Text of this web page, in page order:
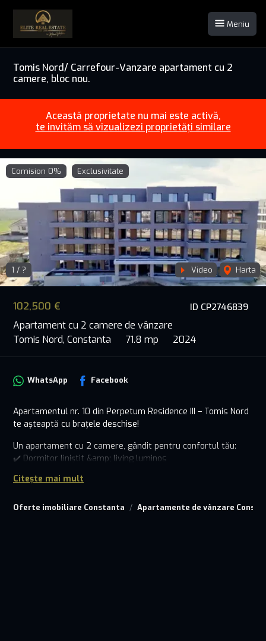
Meniu
Tomis Nord/ Carrefour-Vanzare apartament cu 2
camere, bloc nou.
Această proprietate nu mai este activă,
te invităm să vizualizezi proprietăți similare
ID CP2746839
102,500 €
Apartament cu 2 camere de vânzare
Tomis Nord, Constanta
71.8 mp 2024
Comision 0% Exclusivitate
1 / ? Video Harta
Next
Oferte imobiliare Constanta Apartamente de vânzare
WhatsApp Facebook
Apartamentul nr. 10 din Perpetum Residence III – Tomis Nord
te așteaptă cu brațele deschise!
Un apartament cu 2 camere, gândit pentru confortul tău:
✔️ Dormitor liniștit &amp; living luminos
✔️ Disponibil la mai multe etaje
Situat ideal, lângă Carrefour Tom, în una dintre cele mai bune
Citește mai mult